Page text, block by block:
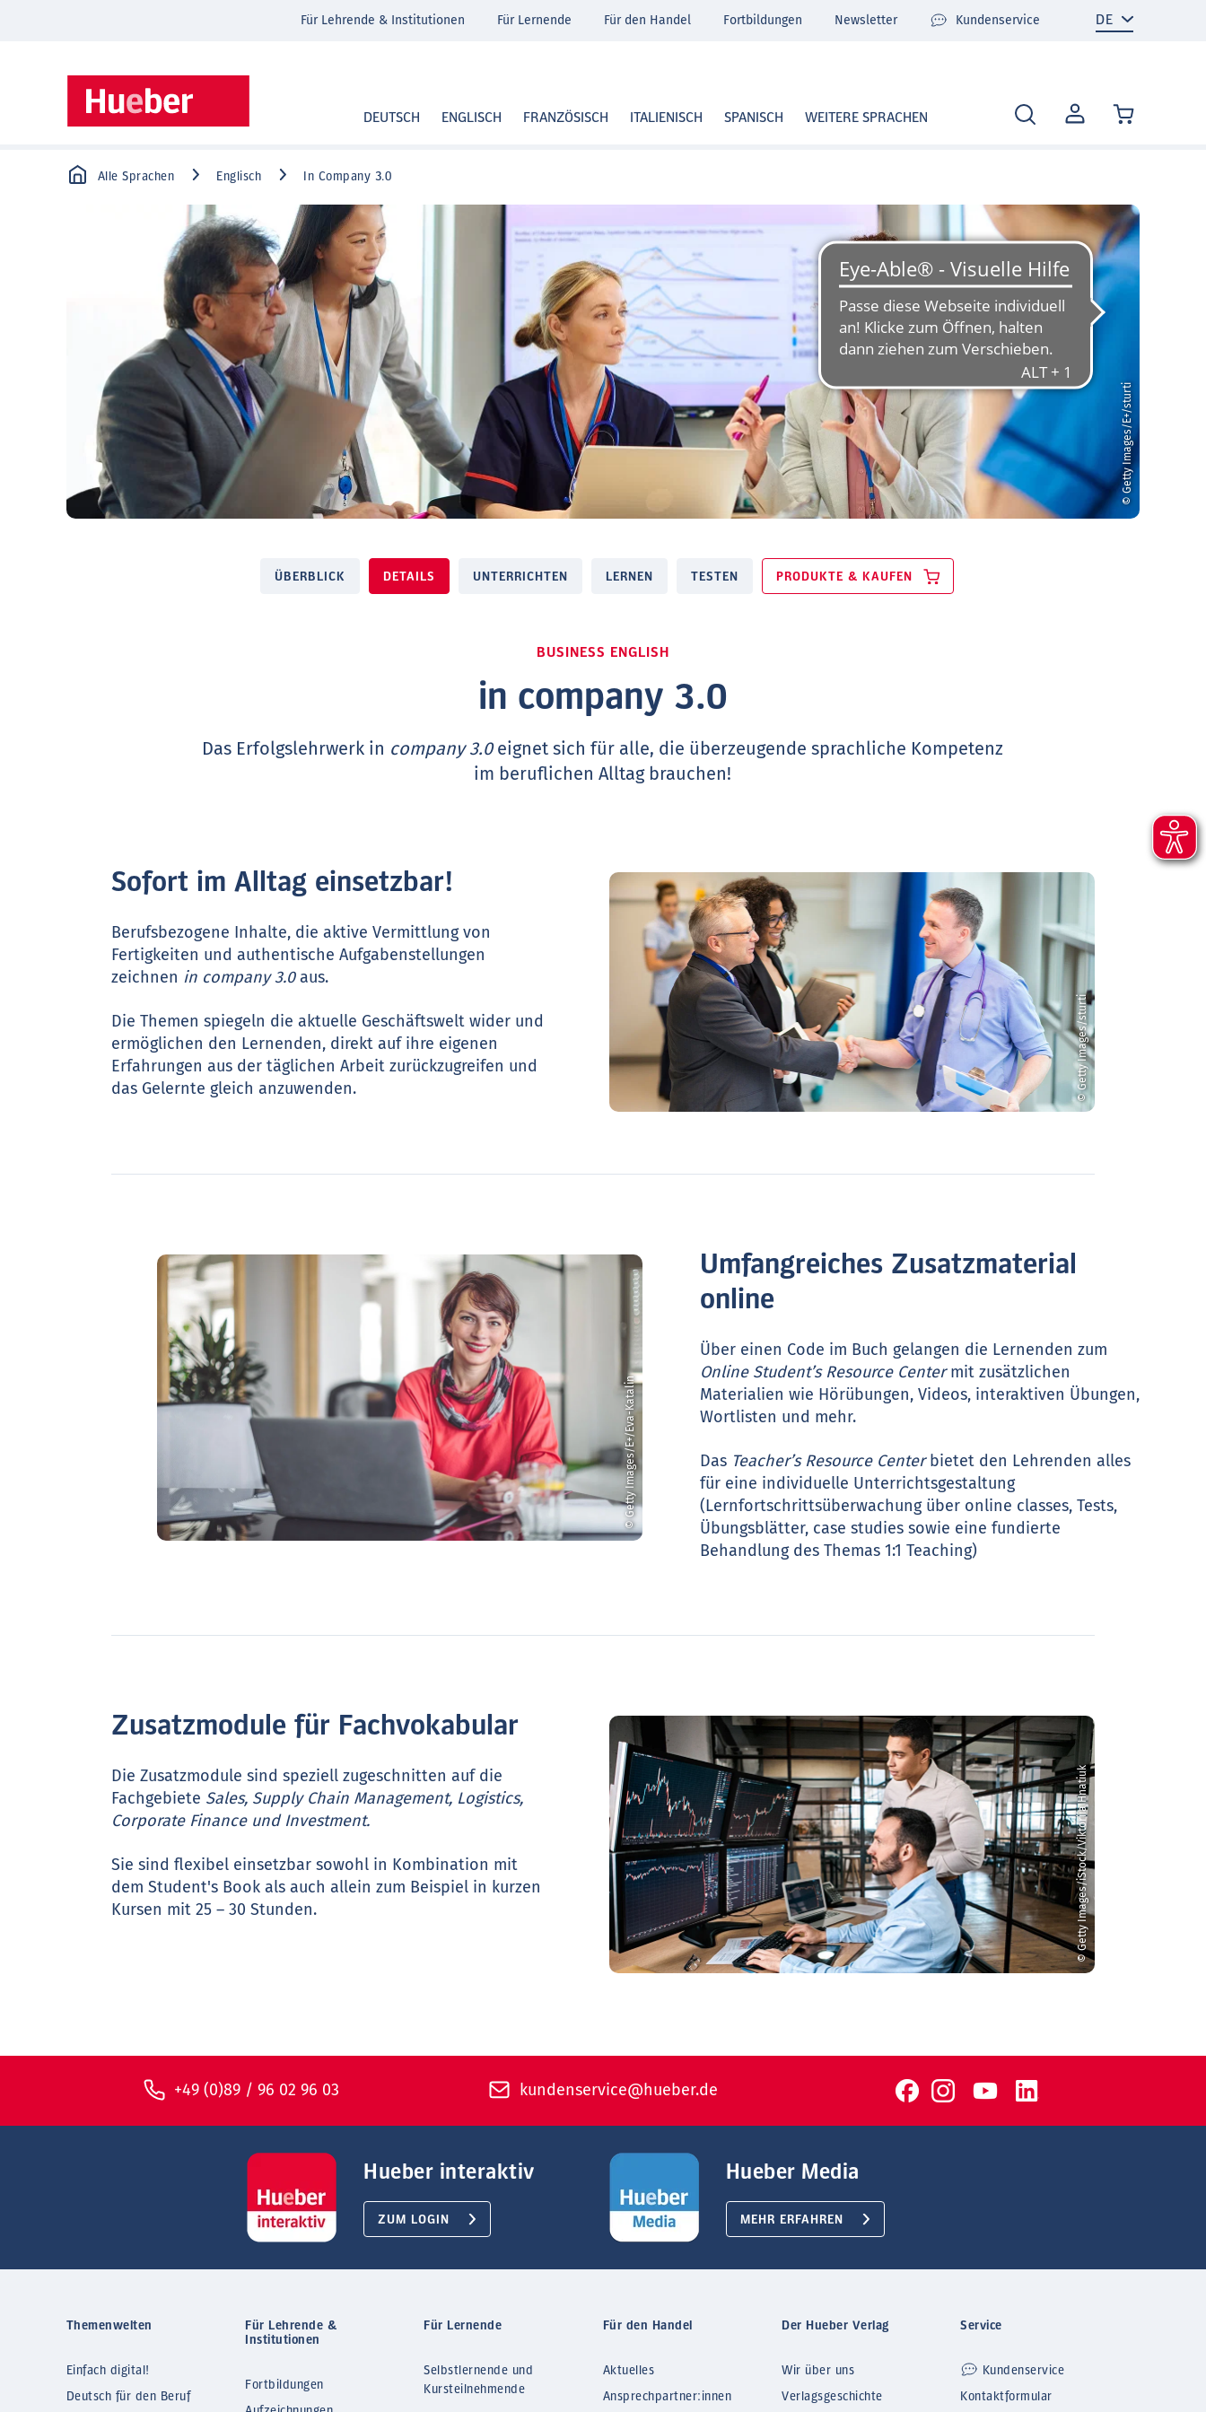
MEIN
KONTO
DEUTSCH ENGLISCH FRANZÖSISCH ITALIENISCH SPANISCH WEITERE SPRACHEN
Für Lehrende & Institutionen Für Lernende Für den Handel Fortbildungen Newsletter Kundenservice
Alle Sprachen Englisch In Company 3.0
© Getty Images/E+/sturti
ÜBERBLICK DETAILS UNTERRICHTEN LERNEN TESTEN PRODUKTE & KAUFEN
BUSINESS ENGLISH
in company 3.0
Das Erfolgslehrwerk in company 3.0eignet sich für alle, die überzeugende sprachliche Kompetenz
im beruflichen Alltag brauchen!
Sofort im Alltag einsetzbar!
Berufsbezogene Inhalte, die aktive Vermittlung von
Fertigkeiten und authentische Aufgabenstellungen
zeichnen in company 3.0aus.
Die Themen spiegeln die aktuelle Geschäftswelt wider und
ermöglichen den Lernenden, direkt auf ihre eigenen
Erfahrungen aus der täglichen Arbeit zurückzugreifen und
das Gelernte gleich anzuwenden.
© Getty Images/sturti
Umfangreiches Zusatzmaterial
online
Über einen Code im Buch gelangen die Lernenden zum
Online Student’s Resource Centermit zusätzlichen
Materialien wie Hörübungen, Videos, interaktiven Übungen,
Wortlisten und mehr.
Das Teacher’s Resource Centerbietet den Lehrenden alles
für eine individuelle Unterrichtsgestaltung
(Lernfortschrittsüberwachung über online classes, Tests,
Übungsblätter, case studies sowie eine fundierte
Behandlung des Themas 1:1 Teaching)
© Getty Images/E+/Eva-Katalin
Zusatzmodule für Fachvokabular
Die Zusatzmodule sind speziell zugeschnitten auf die
Fachgebiete Sales, Supply Chain Management, Logistics,
Corporate Finance und Investment.
Sie sind flexibel einsetzbar sowohl in Kombination mit
dem Student's Book als auch allein zum Beispiel in kurzen
Kursen mit 25 – 30 Stunden.
© Getty Images/iStock/Viktoriia Hnatiuk
+49 (0)89 / 96 02 96 03 kundenservice@hueber.de
Hueber interaktiv
ZUM LOGIN
Hueber Media
MEHR ERFAHREN
Themenwelten
Einfach digital!
Deutsch für den Beruf
Für Lehrende &
Institutionen
Fortbildungen
Für Lernende
Selbstlernende und
Kursteilnehmende
Für den Handel
Aktuelles
Ansprechpartner:innen
Der Hueber Verlag
Wir über uns
Verlagsgeschichte
Service
Kundenservice
Kontaktformular